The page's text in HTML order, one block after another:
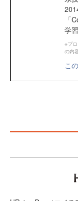
「
学
※プ
の内
こ